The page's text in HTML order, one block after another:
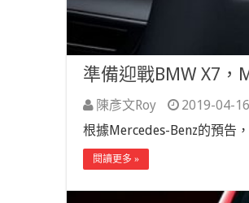
準備迎戰BMW X7，
陳彥文Roy 2019-04-16
根據Mercedes-Benz的預告
閱讀更多 »